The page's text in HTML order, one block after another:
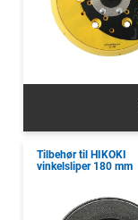
Tilbehør til HIKOKI
vinkelsliper 180 mm